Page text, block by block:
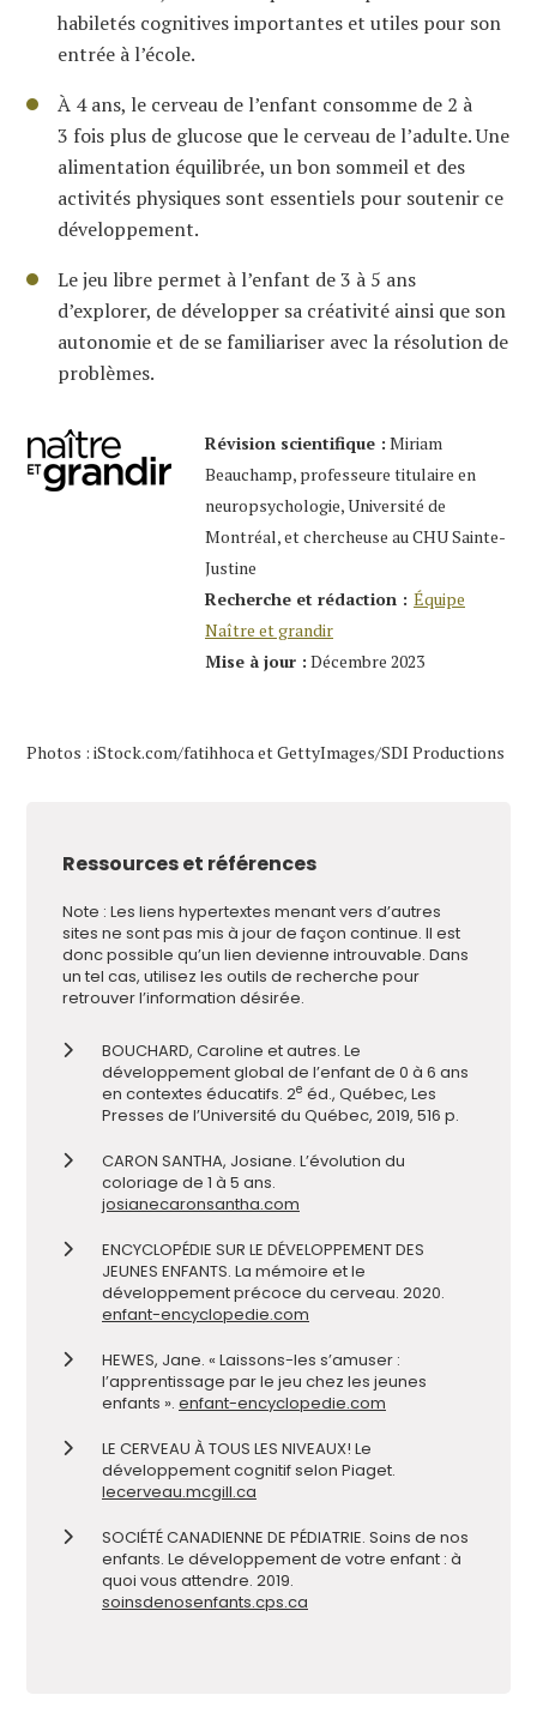
habiletés cognitives importantes et utiles pour son
entrée à l’école.
À 4 ans, le cerveau de l’enfant consomme de 2 à
3 fois plus de glucose que le cerveau de l’adulte. Une
alimentation équilibrée, un bon sommeil et des
activités physiques sont essentiels pour soutenir ce
développement.
Le jeu libre permet à l’enfant de 3 à 5 ans
d’explorer, de développer sa créativité ainsi que son
autonomie et de se familiariser avec la résolution de
problèmes.
Révision scientifique : Miriam
Beauchamp, professeure titulaire en
neuropsychologie, Université de
Montréal, et chercheuse au CHU Sainte-
Justine
Recherche et rédaction : Équipe
Naître et grandir
Mise à jour : Décembre 2023
Photos : iStock.com/fatihhoca et GettyImages/SDI Productions
Ressources et références
Note : Les liens hypertextes menant vers d’autres
sites ne sont pas mis à jour de façon continue. Il est
donc possible qu’un lien devienne introuvable. Dans
un tel cas, utilisez les outils de recherche pour
retrouver l’information désirée.
BOUCHARD, Caroline et autres. Le
développement global de l’enfant de 0 à 6 ans
en contextes éducatifs. 2e éd., Québec, Les
Presses de l’Université du Québec, 2019, 516 p.
CARON SANTHA, Josiane. L’évolution du
coloriage de 1 à 5 ans.
josianecaronsantha.com
ENCYCLOPÉDIE SUR LE DÉVELOPPEMENT DES
JEUNES ENFANTS. La mémoire et le
développement précoce du cerveau. 2020.
enfant-encyclopedie.com
HEWES, Jane. « Laissons-les s’amuser :
l’apprentissage par le jeu chez les jeunes
enfants ». enfant-encyclopedie.com
LE CERVEAU À TOUS LES NIVEAUX! Le
développement cognitif selon Piaget.
lecerveau.mcgill.ca
SOCIÉTÉ CANADIENNE DE PÉDIATRIE. Soins de nos
enfants. Le développement de votre enfant : à
quoi vous attendre. 2019.
soinsdenosenfants.cps.ca